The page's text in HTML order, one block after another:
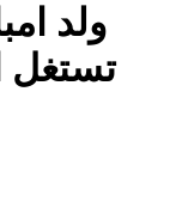
ولد
تستغل